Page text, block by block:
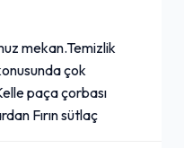
mekan.Temizlik
çok
paça çorbası
Fırın sütlaç